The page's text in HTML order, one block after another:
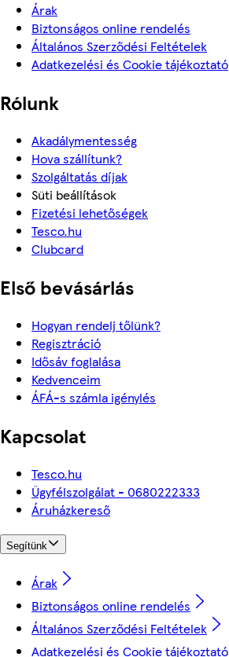
Árak
Biztonságos online rendelés
Általános Szerződési Feltételek
Adatkezelési és Cookie tájékoztató
Rólunk
Akadálymentesség
Hova szállítunk?
Szolgáltatás díjak
Süti beállítások
Fizetési lehetőségek
Tesco.hu
Clubcard
Első bevásárlás
Hogyan rendelj tőlünk?
Regisztráció
Idősáv foglalása
Kedvenceim
ÁFÁ-s számla igénylés
Kapcsolat
Tesco.hu
Ügyfélszolgálat - 0680222333
Áruházkereső
Segítünk
Árak
Biztonságos online rendelés
Általános Szerződési Feltételek
Adatkezelési és Cookie tájékoztató